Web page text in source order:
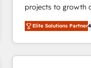
projects to growth
Hire an agency
HubSpot and
team to simplify
experience for
Elite Solutions Partner